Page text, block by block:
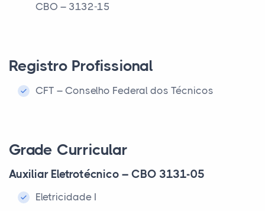
CBO – 3132-15
Registro Profissional
CFT – Conselho Federal dos Técnicos
Grade Curricular
Auxiliar Eletrotécnico – CBO 3131-05
Eletricidade I